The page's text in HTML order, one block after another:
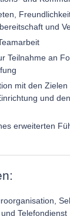
und
Teilnahme an
mit den
und
erweiterten
Telefondienst